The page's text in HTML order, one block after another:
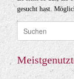
gesucht hast.
Suche
nach: